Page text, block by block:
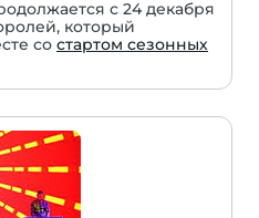
с 24 декабря
который
со стартом сезонных